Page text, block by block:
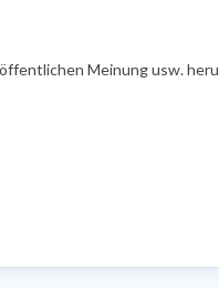
Meinung usw.